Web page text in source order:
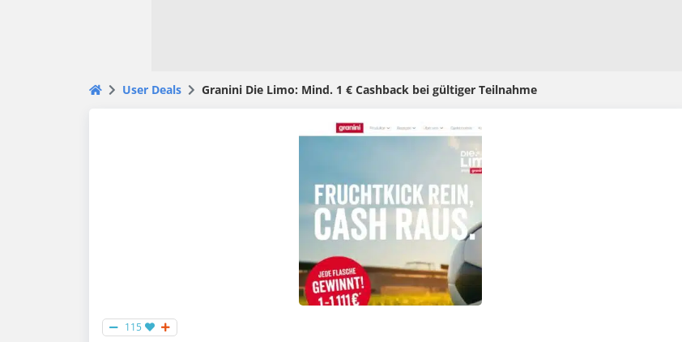
User Deals Granini Die Limo: Mind. 1 € Cashback bei gültiger Teilnahme
115